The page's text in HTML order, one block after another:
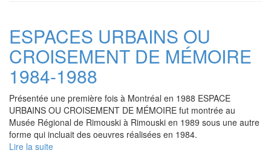
ESPACES URBAINS OU
CROISEMENT DE MÉMOIRE
1984-1988
Présentée une première fois à Montréal en 1988 ESPACE
URBAINS OU CROISEMENT DE MÉMOIRE fut montrée au
Musée Régional de Rimouski à Rimouski en 1989 sous une autre
forme qui incluait des oeuvres réalisées en 1984.
Lire la suite